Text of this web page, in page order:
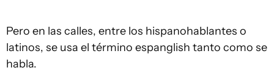
Pero en las calles, entre los hispanohablantes o
latinos, se usa el término espanglish tanto como se
habla.